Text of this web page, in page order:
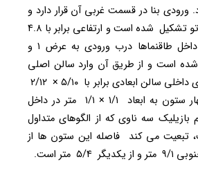
بنا در قسمت غربی آن قرار دارد و
از دو طاقنمای تور در تو تشکیل شده است و ارتفاعی برابر با ۴.۸
در ۴.۳ متر دارد. در داخل طاقنماها درب ورودی به عرض ۱ و
متر واقع شده است و از طریق آن وارد سالن اصلی
کلیسا می شویم. فضای داخلی سالن ابعادی برابر با ۵/۱۰ × ۲/۱۲
متر دارد. با وجود چهار ستون به ابعاد ۱/۱ × ۱/۱ متر در داخل
بازیلیک سه ناوی که از الگوهای متداول
تبعیت می کند فاصله این ستون ها از
متر است.